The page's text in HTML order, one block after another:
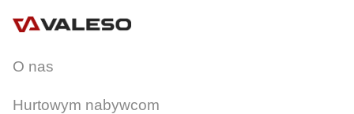
O nas
Hurtowym nabywcom